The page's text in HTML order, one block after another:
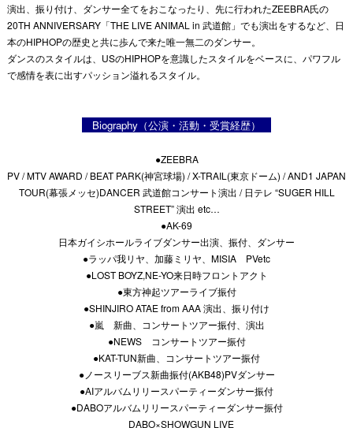
演出、振り付け、ダンサー全てをおこなったり、先に行われたZEEBRA氏の
20TH ANNIVERSARY「THE LIVE ANIMAL in 武道館」でも演出をするなど、日
本のHIPHOPの歴史と共に歩んで来た唯一無二のダンサー。
ダンスのスタイルは、USのHIPHOPを意識したスタイルをベースに、パワフル
で感情を表に出すパッション溢れるスタイル。
Biography（公演・活動・受賞経歴）
●ZEEBRA
PV / MTV AWARD / BEAT PARK(神宮球場) / X-TRAIL(東京ドーム) / AND1 JAPAN
TOUR(幕張メッセ)DANCER 武道館コンサート演出 / 日テレ “SUGER HILL
STREET” 演出 etc…
●AK-69
日本ガイシホールライブダンサー出演、振付、ダンサー
●ラッパ我リヤ、加藤ミリヤ、MISIA PVetc
●LOST BOYZ,NE-YO来日時フロントアクト
●東方神起ツアーライブ振付
●SHINJIRO ATAE from AAA 演出、振り付け
●嵐 新曲、コンサートツアー振付、演出
●NEWS コンサートツアー振付
●KAT-TUN新曲、コンサートツアー振付
●ノースリーブス新曲振付(AKB48)PVダンサー
●AIアルバムリリースパーティーダンサー振付
●DABOアルバムリリースパーティーダンサー振付
DABO×SHOWGUN LIVE